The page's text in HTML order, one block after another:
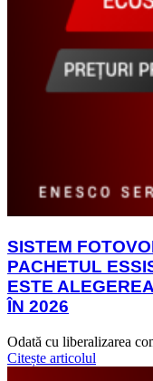
SISTEM
PACHETUL
ESTE
ÎN 2026
Odată cu liberalizarea
Citește articolul